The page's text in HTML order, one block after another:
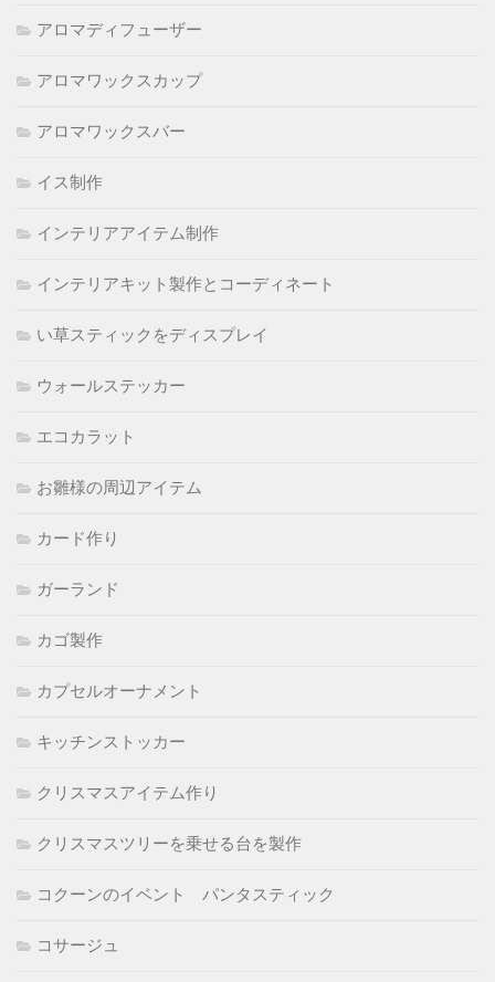
アロマディフューザー
アロマワックスカップ
アロマワックスバー
イス制作
インテリアアイテム制作
インテリアキット製作とコーディネート
い草スティックをディスプレイ
ウォールステッカー
エコカラット
お雛様の周辺アイテム
カード作り
ガーランド
カゴ製作
カプセルオーナメント
キッチンストッカー
クリスマスアイテム作り
クリスマスツリーを乗せる台を製作
コクーンのイベント パンタスティック
コサージュ